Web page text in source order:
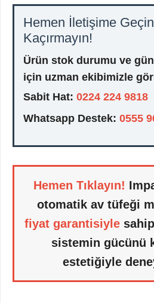
Hemen İletişime Geçin
Kaçırmayın!
Ürün stok durumu ve
için uzman ekibimizle
Sabit Hat: 0224 224 9818
Whatsapp Destek: 0555
Hemen Tıklayın!
otomatik av tüfeği
fiyat garantisiyle
sistemin gücünü
estetiğiyle